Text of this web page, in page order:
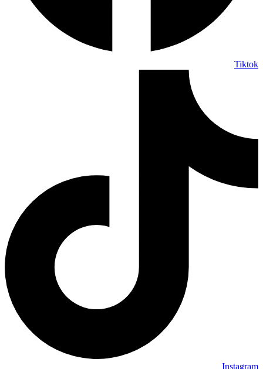
Tiktok
Instagram